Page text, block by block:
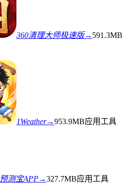
360清理大师极速版→ 591.3MB
1Weather→953.9MB应用工具
预测宝APP→327.7MB应用工具